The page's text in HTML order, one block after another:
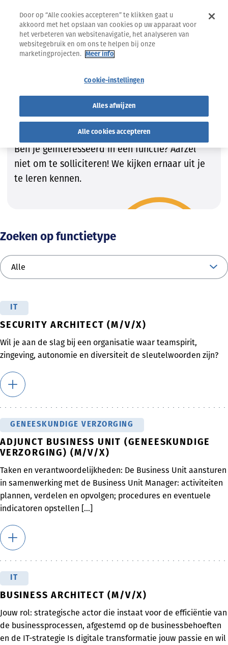
Vind de job die bij JOU past!
Wij zijn steeds op zoek naar getalenteerde
kandidaten om onze teams te vervolledigen.
Ben je geïnteresseerd in een functie? Aarzel
niet om te solliciteren! We kijken ernaar uit je
te leren kennen.
Zoeken op functietype
IT
SECURITY ARCHITECT (M/V/X)
Wil je aan de slag bij een organisatie waar teamspirit,
zingeving, autonomie en diversiteit de sleutelwoorden zijn?
GENEESKUNDIGE VERZORGING
ADJUNCT BUSINESS UNIT (GENEESKUNDIGE
VERZORGING) (M/V/X)
Taken en verantwoordelijkheden: De Business Unit aansturen
in samenwerking met de Business Unit Manager: activiteiten
plannen, verdelen en opvolgen; procedures en eventuele
indicatoren opstellen [...]
BUSINESS ARCHITECT (M/V/X)
Jouw rol: strategische actor die instaat voor de efficiëntie van
de businessprocessen, afgestemd op de businessbehoeften
en de IT-strategie Is digitale transformatie jouw passie en wil
Door op “Alle cookies accepteren” te klikken gaat u
akkoord met het opslaan van cookies op uw apparaat voor
het verbeteren van websitenavigatie, het analyseren van
websitegebruik en om ons te helpen bij onze
marketingprojecten.
Meer info
Cookie-instellingen
Alles afwijzen
Alle cookies accepteren